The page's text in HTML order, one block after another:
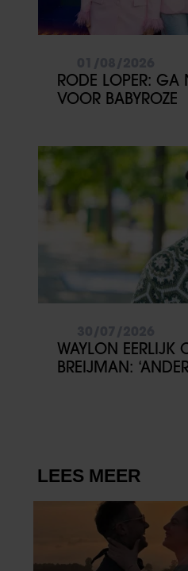
RODE LOPER: GA
VOOR BABYROZE
WAYLON EERLIJK
BREIJMAN: